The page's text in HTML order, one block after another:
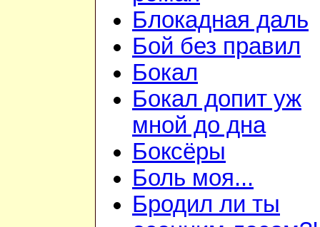
Блокадная даль
Бой без правил
Бокал
Бокал допит уж
мной до дна
Боксёры
Боль моя...
Бродил ли ты